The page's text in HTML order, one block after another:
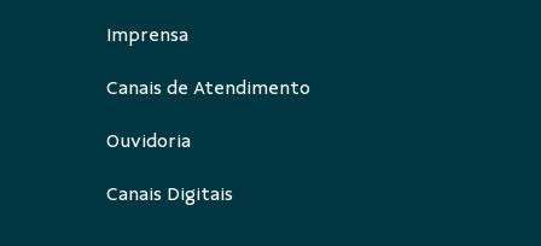
Imprensa
Canais de Atendimento
Ouvidoria
Canais Digitais